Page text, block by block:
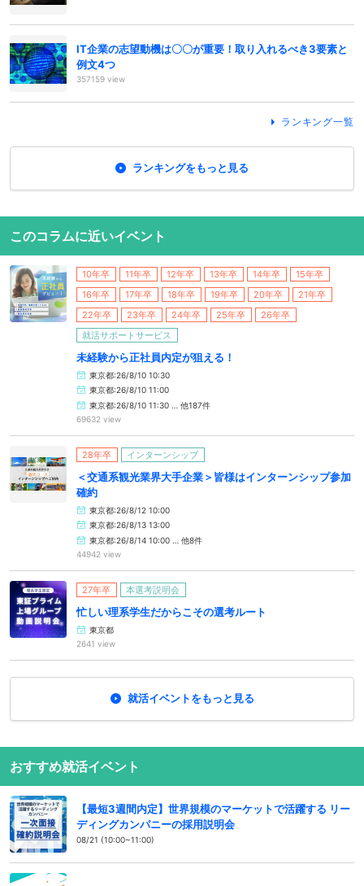
IT企業の志望動機は〇〇が重要！取り入れるべき3要素と
例文4つ
357159 view
ランキング一覧
ランキングをもっと見る
このコラムに近いイベント
10年卒 11年卒 12年卒 13年卒 14年卒
15年卒
16年卒
17年卒 18年卒 19年卒 20年卒
21年卒
22年卒
23年卒 24年卒 25年卒
26年卒
就活サポートサービス
未経験から正社員内定が狙える！
東京都:26/8/10 10:30
東京都:26/8/10 11:00
東京都:26/8/10 11:30 … 他187件
69632 view
28年卒 インターンシップ
＜交通系観光業界大手企業＞皆様はインターンシップ参加
確約
東京都:26/8/12 10:00
東京都:26/8/13 13:00
東京都:26/8/14 10:00 … 他8件
44942 view
27年卒 本選考説明会
忙しい理系学生だからこその選考ルート
東京都
2641 view
就活イベントをもっと見る
おすすめ就活イベント
【最短3週間内定】世界規模のマーケットで活躍する リー
ディングカンパニーの採用説明会
08/21 (10:00~11:00)